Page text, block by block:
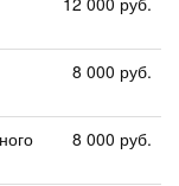
8 000 руб.
8 000 руб.